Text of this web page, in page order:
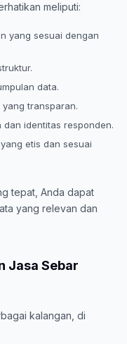
meliputi:
yang sesuai dengan
data.
transparan.
identitas responden.
etis dan sesuai
tepat, Anda dapat
yang relevan dan
Jasa Sebar
kalangan, di